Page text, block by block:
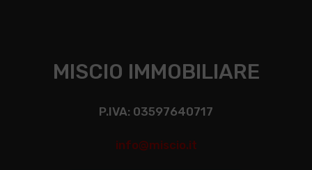
MISCIO IMMOBILIARE
P.IVA: 03597640717
info@miscio.it